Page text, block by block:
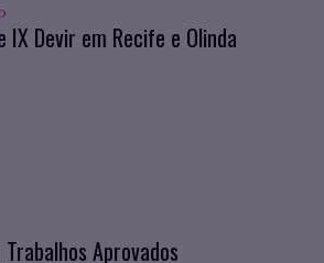
IX Devir em Recife e Olinda
Aprovados